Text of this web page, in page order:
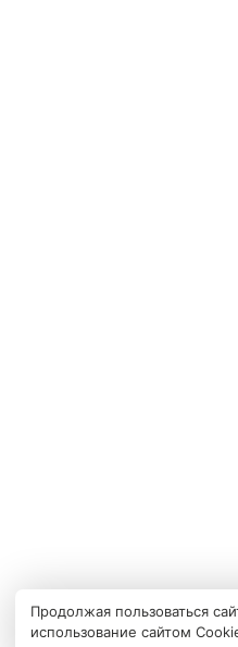
Продолжая пользоваться
использование сайтом